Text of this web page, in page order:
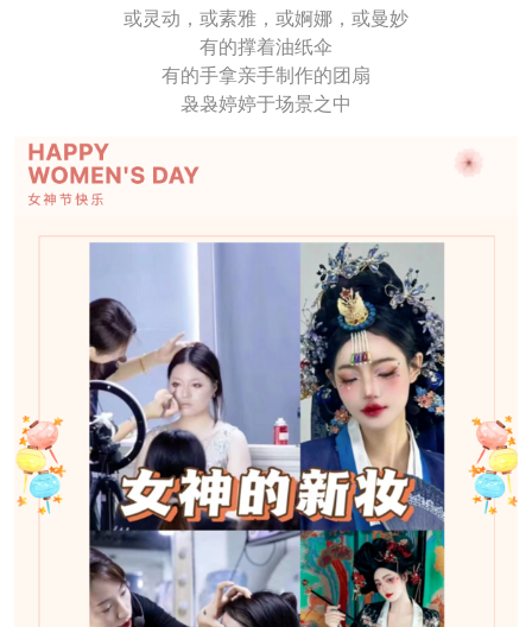
或灵动，或素雅，或婀娜，或曼妙
有的撑着油纸伞
有的手拿亲手制作的团扇
袅袅婷婷于场景之中